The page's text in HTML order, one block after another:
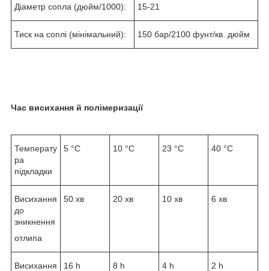
Діаметр сопла (дюйм/1000): 15-21
Тиск на соплі (мінімальний): 150 бар/2100 фунт/кв. дюйм
Час висихання й полімеризації
Температу
ра
підкладки
5 °C 10 °C 23 °C 40 °C
Висихання
до
зникнення
отлипа
50 хв 20 хв 10 хв 6 хв
Висихання
16 h 8 h 4 h 2 h